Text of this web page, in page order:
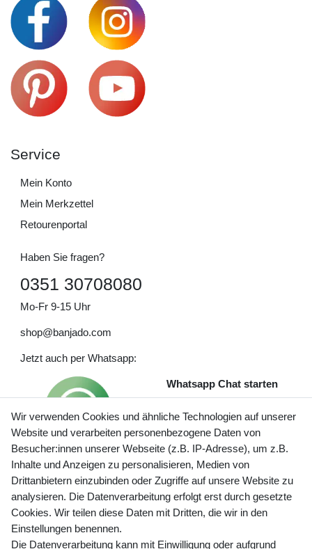
Service
Mein Konto
Mein Merkzettel
Retourenportal
Haben Sie fragen?
0351 30708080
Mo-Fr 9-15 Uhr
shop@banjado.com
Jetzt auch per Whatsapp:
Whatsapp Chat starten
Preisangaben inkl. gesetzl. MwSt. und zzgl. Service- und
Versandkosten
Wir verwenden Cookies und ähnliche Technologien auf unserer
Website und verarbeiten personenbezogene Daten von
Besucher:innen unserer Webseite (z.B. IP-Adresse), um z.B.
Inhalte und Anzeigen zu personalisieren, Medien von
Drittanbietern einzubinden oder Zugriffe auf unsere Website zu
analysieren. Die Datenverarbeitung erfolgt erst durch gesetzte
Cookies. Wir teilen diese Daten mit Dritten, die wir in den
Einstellungen benennen.
Die Datenverarbeitung kann mit Einwilligung oder aufgrund